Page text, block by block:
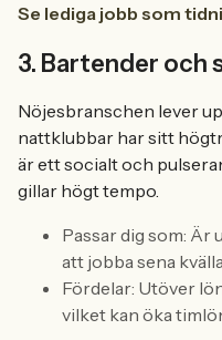
Se lediga jobb som
3. Bartender och
Nöjesbranschen lever
nattklubbar har sitt
är ett socialt och
gillar högt tempo.
Passar dig som:
att jobba sena
Fördelar: Utöver
vilket kan öka